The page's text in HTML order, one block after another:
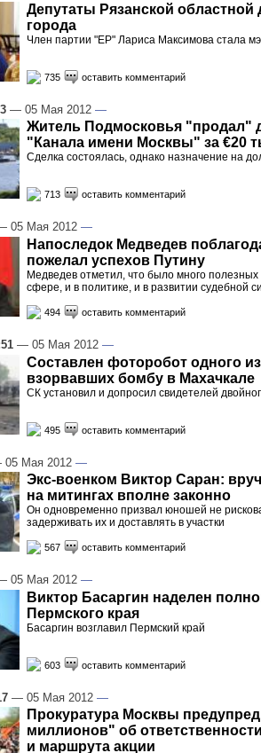
Депутаты Рязанской
города
Член партии "ЕР" Лариса Максимова стала
735 оставить комментарий
— 05 Мая 2012 —
Житель Подмосковья "продал"
"Канала имени Москвы" за €20
Сделка состоялась, однако назначение на
713 оставить комментарий
05 Мая 2012 —
Напоследок Медведев
пожелал успехов Путину
Медведев отметил, что было много
сфере, и в политике, и в развитии судебной
494 оставить комментарий
— 05 Мая 2012 —
Составлен фоторобот одного
взорвавших бомбу в Махачкале
СК установил и допросил свидетелей
495 оставить комментарий
Мая 2012 —
Экс-военком Виктор Саран:
на митингах вполне законно
Он одновременно призвал юношей не
задерживать их и доставлять в участки
567 оставить комментарий
05 Мая 2012 —
Виктор Басаргин наделен
Пермского края
Басаргин возглавил Пермский край
603 оставить комментарий
— 05 Мая 2012 —
Прокуратура Москвы
миллионов" об
и маршрута акции